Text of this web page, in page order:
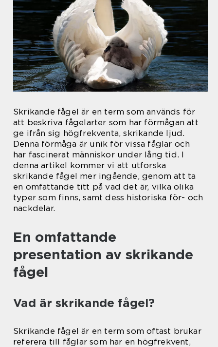
Skrikande fågel är en term som används för
att beskriva fågelarter som har förmågan att
ge ifrån sig högfrekventa, skrikande ljud.
Denna förmåga är unik för vissa fåglar och
har fascinerat människor under lång tid. I
denna artikel kommer vi att utforska
skrikande fågel mer ingående, genom att ta
en omfattande titt på vad det är, vilka olika
typer som finns, samt dess historiska för- och
nackdelar.
En omfattande
presentation av skrikande
fågel
Vad är skrikande fågel?
Skrikande fågel är en term som oftast brukar
referera till fåglar som har en högfrekvent,